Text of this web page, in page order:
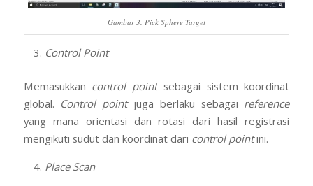
Gambar 3. Pick Sphere Target
Control Point
Memasukkan control point sebagai sistem koordinat
global. Control pointjuga berlaku sebagai reference
yang mana orientasi dan rotasi dari hasil registrasi
mengikuti sudut dan koordinat dari control pointini.
Place Scan